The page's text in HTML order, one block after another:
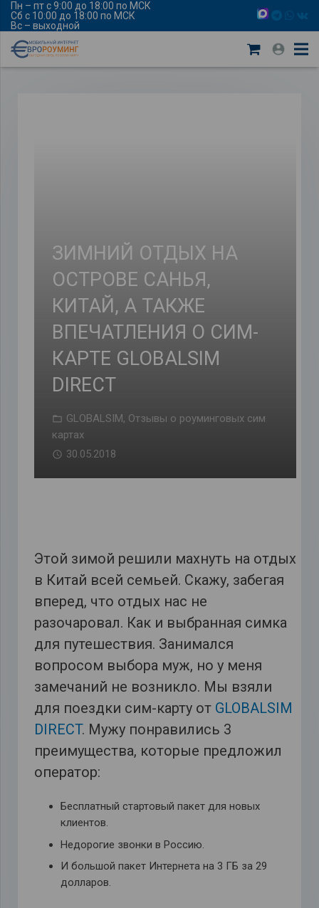
Пн – пт с 9:00 до 18:00 по МСК
Сб с 10:00 до 18:00 по МСК
Вс – выходной
ЗИМНИЙ ОТДЫХ НА
ОСТРОВЕ САНЬЯ,
КИТАЙ, А ТАКЖЕ
ВПЕЧАТЛЕНИЯ О СИМ-
КАРТЕ GLOBALSIM
DIRECT
GLOBALSIM, Отзывы о роуминговых сим
картах
30.05.2018
Этой зимой решили махнуть на отдых
в Китай всей семьей. Скажу, забегая
вперед, что отдых нас не
разочаровал. Как и выбранная симка
для путешествия. Занимался
вопросом выбора муж, но у меня
замечаний не возникло. Мы взяли
для поездки сим-карту от GLOBALSIM
DIRECT. Мужу понравились 3
преимущества, которые предложил
оператор:
Бесплатный стартовый пакет для новых
клиентов.
Недорогие звонки в Россию.
И большой пакет Интернета на 3 ГБ за 29
долларов.